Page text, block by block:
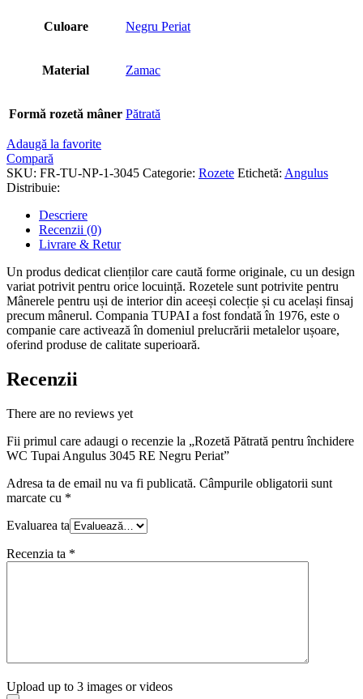
Culoare Negru Periat
Material Zamac
Formă rozetă mâner Pătrată
Adaugă la favorite
Compară
SKU: FR-TU-NP-1-3045 Categorie: Rozete Etichetă: Angulus
Distribuie:
Descriere
Recenzii (0)
Livrare & Retur
Un produs dedicat clienților care caută forme originale, cu un design
variat potrivit pentru orice locuință. Rozetele sunt potrivite pentru
Mânerele pentru uși de interior din aceeși colecție și cu același finsaj
precum mânerul. Compania TUPAI a fost fondată în 1976, este o
companie care activează în domeniul prelucrării metalelor ușoare,
oferind produse de calitate superioară.
Recenzii
There are no reviews yet
Fii primul care adaugi o recenzie la „Rozetă Pătrată pentru închidere
WC Tupai Angulus 3045 RE Negru Periat”
Adresa ta de email nu va fi publicată. Câmpurile obligatorii sunt
marcate cu *
Evaluarea ta
Recenzia ta *
Upload up to 3 images or videos